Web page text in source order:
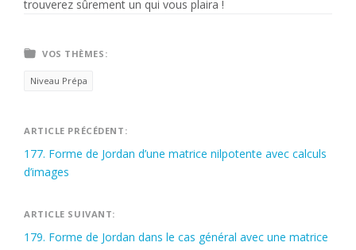
trouverez sûrement un qui vous plaira !
VOS THÈMES:
Niveau Prépa
Navigation
de
ARTICLE PRÉCÉDENT:
177. Forme de Jordan d’une matrice nilpotente avec calculs
d’images
ARTICLE SUIVANT:
179. Forme de Jordan dans le cas général avec une matrice